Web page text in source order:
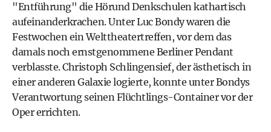
"Entführung" die Hörund Denkschulen kathartisch
aufeinanderkrachen. Unter Luc Bondy waren die
Festwochen ein Welttheatertreffen, vor dem das
damals noch ernstgenommene Berliner Pendant
verblasste. Christoph Schlingensief, der ästhetisch in
einer anderen Galaxie logierte, konnte unter Bondys
Verantwortung seinen Flüchtlings-Container vor der
Oper errichten.